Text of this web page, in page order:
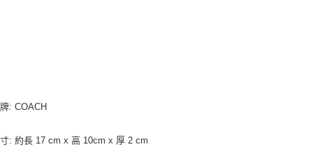
: COACH
寸: 約長 17 cm x 高 10cm x 厚 2 cm